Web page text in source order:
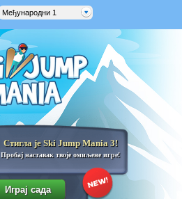
Међународни 1
Стигла је Ski Jump Mania 3!
Пробај наставак твоје омиљене игре!